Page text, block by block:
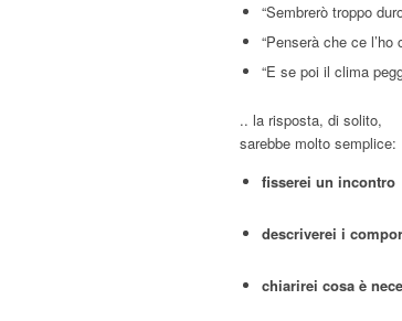
“Sembrerò troppo
“Penserà che ce l’ho
“E se poi il clima
.. la risposta, di solito,
sarebbe molto semplice:
fisserei un incontro
descriverei i
chiarirei cosa è